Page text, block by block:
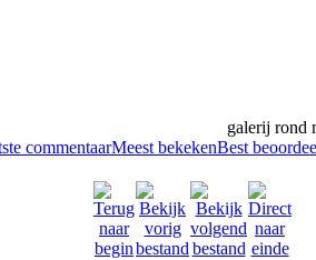
galerij rond
commentaarMeest bekekenBest